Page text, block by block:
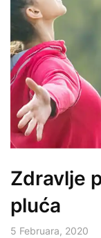
Zdravlje
pluća
5 Februara, 2020